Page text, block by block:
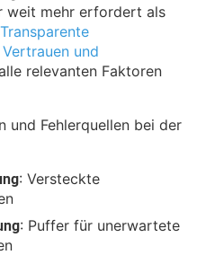
weit mehr erfordert als
Transparente
und
relevanten Faktoren
und Fehlerquellen bei der
: Versteckte
: Puffer für unerwartete